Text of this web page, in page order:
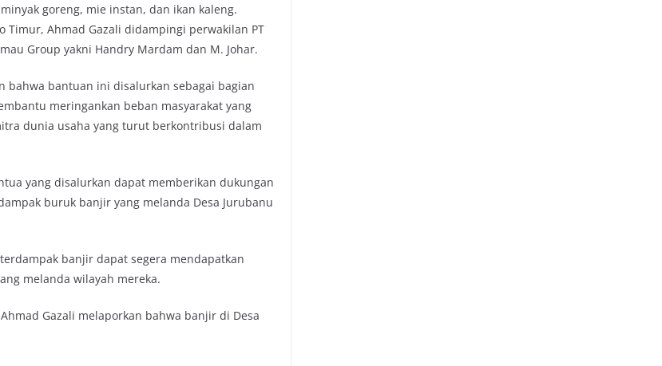
goreng, mie instan, dan ikan kaleng.
Timur, Ahmad Gazali didampingi perwakilan PT
Group yakni Handry Mardam dan M. Johar.
bahwa bantuan ini disalurkan sebagai bagian
meringankan beban masyarakat yang
dunia usaha yang turut berkontribusi dalam
yang disalurkan dapat memberikan dukungan
buruk banjir yang melanda Desa Jurubanu
banjir dapat segera mendapatkan
melanda wilayah mereka.
Gazali melaporkan bahwa banjir di Desa